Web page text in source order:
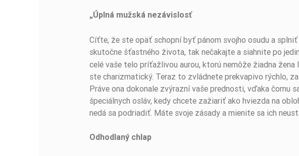
„Úplná mužská nezávislosť
Cíťte, že ste opäť schopní byť pánom svojho osudu a
skutočne šťastného života, tak nečakajte a siahnite po
celé vaše telo príťažlivou aurou, ktorú nemôže žiadna
ste charizmatický. Teraz to zvládnete prekvapivo rýchlo,
Práve ona dokonale zvýrazní vaše prednosti, vďaka čomu
špeciálnych osláv, kedy chcete zažiariť ako hviezda na
nedá sa podriadiť. Máte svoje zásady a mienite sa ich
Odhodlaný chlap
BUĎTE PRVÝ, KTO NAPÍŠE RECENZIU!